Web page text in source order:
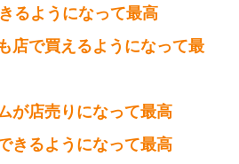
るようになって最高
店で買えるようになって最
が店売りになって最高
きるようになって最高